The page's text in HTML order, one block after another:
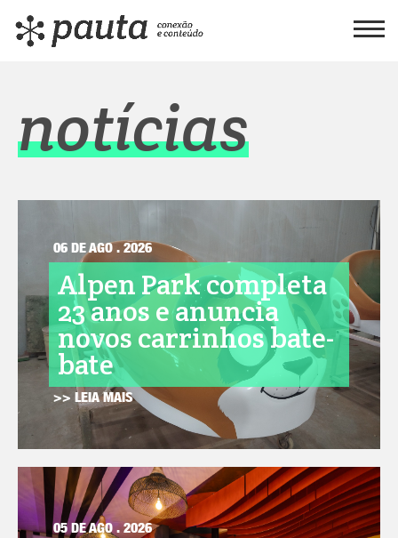
notícias
06 DE AGO . 2026
Alpen Park completa
23 anos e anuncia
novos carrinhos bate-
bate
>> LEIA MAIS
05 DE AGO . 2026